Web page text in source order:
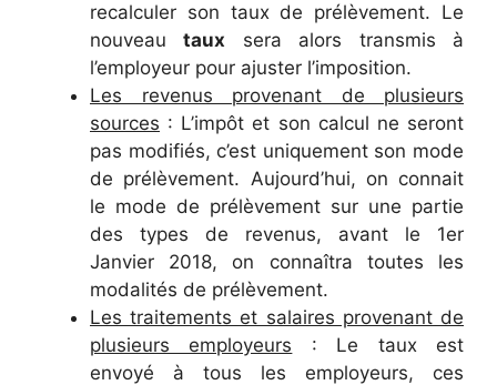
recalculer son taux de prélèvement. Le
nouveautaux sera alors transmis à
l’employeur pour ajuster l’imposition.
Les revenus provenant de plusieurs
sources : L’impôt et son calcul ne seront
pas modifiés, c’est uniquement son mode
de prélèvement. Aujourd’hui, on connait
le mode de prélèvement sur une partie
des types de revenus, avant le 1er
Janvier 2018, on connaîtra toutes les
modalités de prélèvement.
Les traitements et salaires provenant de
plusieurs employeurs : Le taux est
envoyé à tous les employeurs, ces